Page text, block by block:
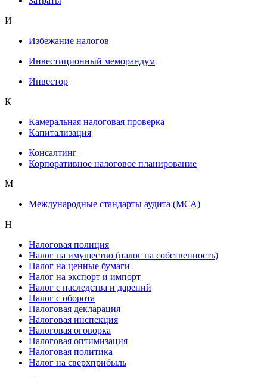
И
Избежание налогов
Инвестиционный меморандум
Инвестор
К
Камеральная налоговая проверка
Капитализация
Консалтинг
Корпоративное налоговое планирование
М
Международные стандарты аудита (МСА)
Н
Налоговая полиция
Налог на имущество (налог на собственность)
Налог на ценные бумаги
Налог на экспорт и импорт
Налог с наследства и дарений
Налог с оборота
Налоговая декларация
Налоговая инспекция
Налоговая оговорка
Налоговая оптимизация
Налоговая политика
Налог на сверхприбыль